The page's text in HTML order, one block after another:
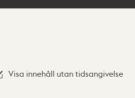
Visa innehåll utan tidsangivelse